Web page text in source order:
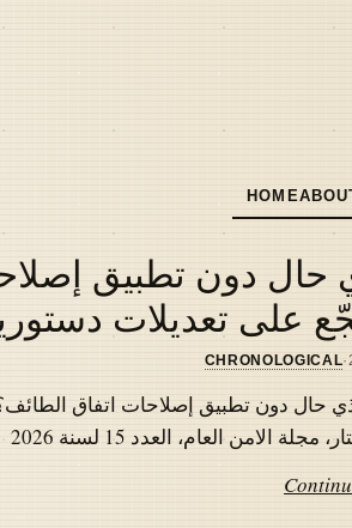
MAIN
HOME
حال دون تطبيق
على تعديلات
·
CHRONOLOGICAL
حال دون تطبيق إصلاحات اتفاق
الامن العام، العدد 15 لسنة 2026